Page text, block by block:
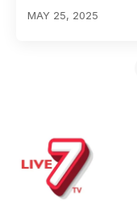
MAY 25, 2025